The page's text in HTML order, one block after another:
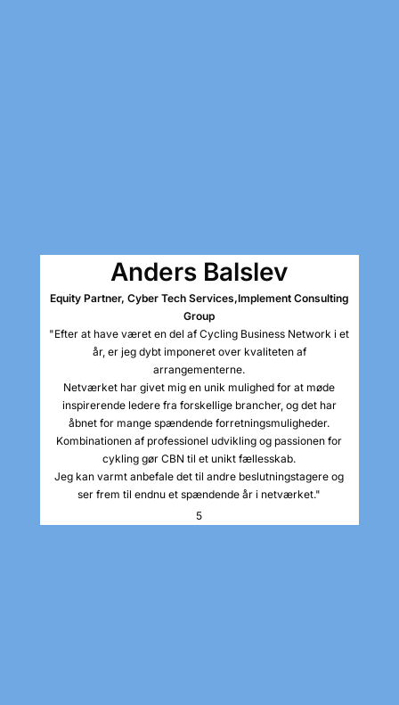
Anders Balslev
Equity Partner, Cyber Tech Services,Implement Consulting
Group
"Efter at have været en del af Cycling Business Network i et
år, er jeg dybt imponeret over kvaliteten af
arrangementerne.
Netværket har givet mig en unik mulighed for at møde
inspirerende ledere fra forskellige brancher, og det har
åbnet for mange spændende forretningsmuligheder.
Kombinationen af professionel udvikling og passionen for
cykling gør CBN til et unikt fællesskab.
Jeg kan varmt anbefale det til andre beslutningstagere og
ser frem til endnu et spændende år i netværket."
5